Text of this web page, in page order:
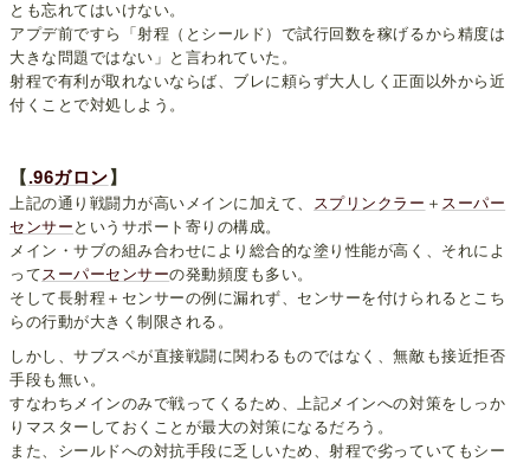
とも忘れてはいけない。
アプデ前ですら「射程（とシールド）で試行回数を稼げるから精度は
大きな問題ではない」と言われていた。
射程で有利が取れないならば、ブレに頼らず大人しく正面以外から近
付くことで対処しよう。
【.96ガロン】
上記の通り戦闘力が高いメインに加えて、 スプリンクラー ＋ スーパー
センサー というサポート寄りの構成。
メイン・サブの組み合わせにより総合的な塗り性能が高く、それによ
って スーパーセンサーの発動頻度も多い。
そして長射程＋センサーの例に漏れず、センサーを付けられるとこち
らの行動が大きく制限される。
しかし、サブスペが直接戦闘に関わるものではなく、無敵も接近拒否
手段も無い。
すなわちメインのみで戦ってくるため、上記メインへの対策をしっか
りマスターしておくことが最大の対策になるだろう。
また、シールドへの対抗手段に乏しいため、射程で劣っていてもシー